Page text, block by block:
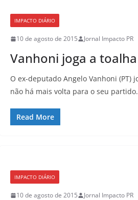
IMPACTO DIÁRIO
10 de agosto de 2015 Jornal Impacto PR
Vanhoni joga a toalha
O ex-deputado Angelo Vanhoni (PT)
não há mais volta para o seu
Read More
IMPACTO DIÁRIO
10 de agosto de 2015 Jornal Impacto PR